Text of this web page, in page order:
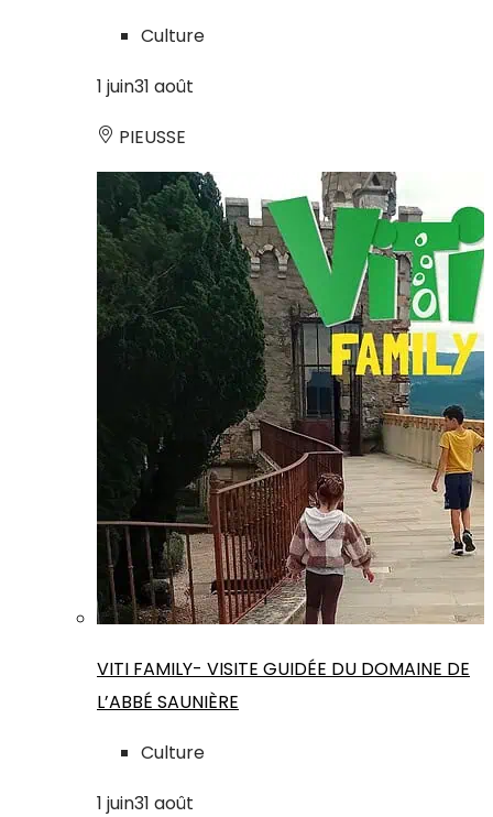
Culture
1 juin31 août
PIEUSSE
VITI FAMILY- VISITE GUIDÉE DU DOMAINE DE
L’ABBÉ SAUNIÈRE
Culture
1 juin31 août